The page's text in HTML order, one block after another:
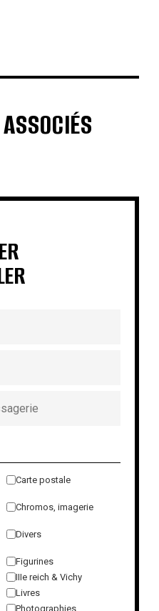
€
€ €
€
Carte postale
Chromos, imagerie
Divers
Figurines
IIIe reich & Vichy
Livres
Photographies